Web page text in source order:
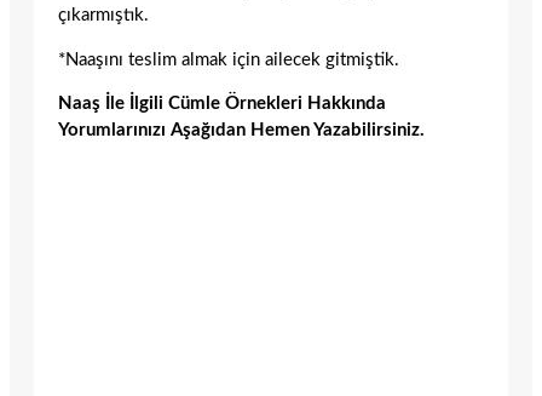
çıkarmıştık.
*Naaşını teslim almak için ailecek gitmiştik.
Naaş İle İlgili Cümle Örnekleri Hakkında
Yorumlarınızı Aşağıdan Hemen Yazabilirsiniz.